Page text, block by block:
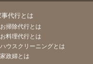
事代行とは
お掃除代行とは
お料理代行とは
ハウスクリーニングとは
家政婦とは